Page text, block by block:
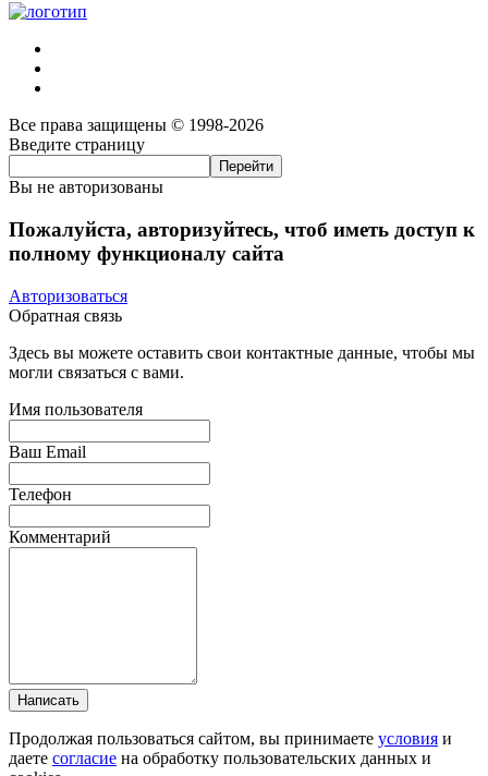
Все права защищены © 1998-2026
Введите страницу
Вы не авторизованы
Пожалуйста, авторизуйтесь, чтоб иметь доступ к
полному функционалу сайта
Авторизоваться
Обратная связь
Здесь вы можете оставить свои контактные данные, чтобы мы
могли связаться с вами.
Имя пользователя
Ваш Email
Телефон
Комментарий
Написать
Продолжая пользоваться сайтом, вы принимаете условия и
даете согласие на обработку пользовательских данных и